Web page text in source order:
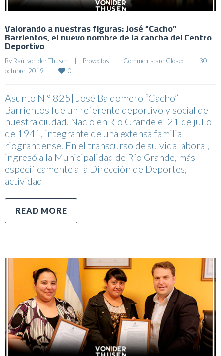
Valorando a nuestras figuras: José “Cacho”
Barrientos, el nuevo nombre de la cancha del Centro
Deportivo
By Raúl von der Thusen Proyectos Comments are Closed
30
octubre, 2019
0
Asunto N ° 825| José Baldomero “Cacho”
Barrientos fue un referente deportivo y social de
nuestra ciudad. Nació en Río Grande el 21 de julio
de 1941, integrante de una extensa familia
riograndense. En el transcurso de su vida laboral,
ingresó a la Municipalidad de Río Grande, más
específicamente a la Dirección de Deportes,
actividad
READ MORE